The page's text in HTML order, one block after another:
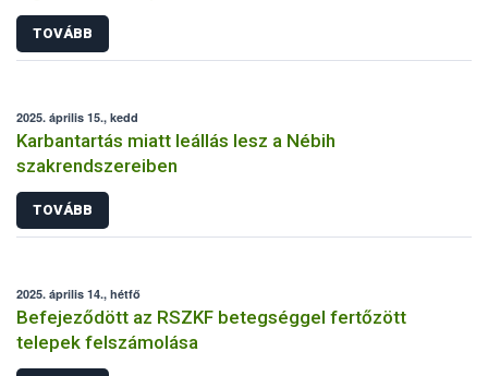
TOVÁBB
2025. április 15., kedd
Karbantartás miatt leállás lesz a Nébih
szakrendszereiben
TOVÁBB
2025. április 14., hétfő
Befejeződött az RSZKF betegséggel fertőzött
telepek felszámolása